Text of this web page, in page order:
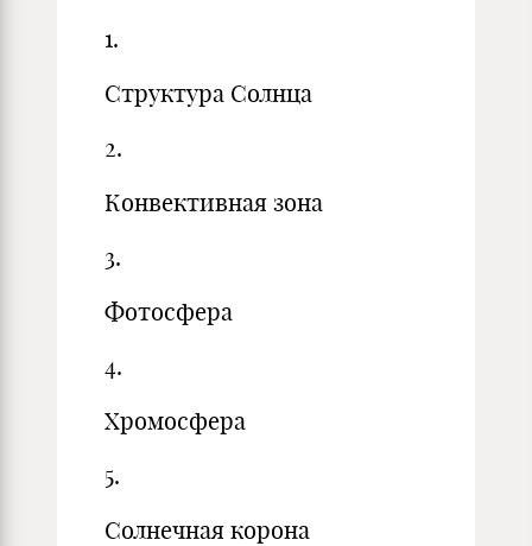
1.
Структура Солнца
2.
Конвективная зона
3.
Фотосфера
4.
Хромосфера
5.
Солнечная корона